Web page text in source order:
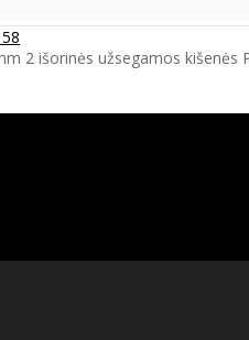
2 išorinės užsegamos kišenės